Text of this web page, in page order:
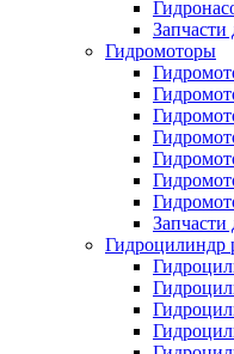
Запчасти
Гидромоторы
Запчасти
Гидроцилиндр